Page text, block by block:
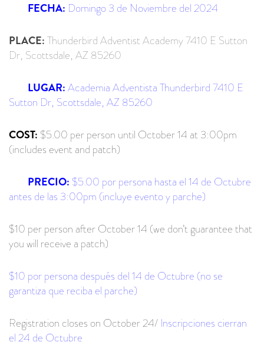
FECHA: Domingo 3 de Noviembre del 2024
PLACE:Thunderbird Adventist Academy 7410 E Sutton
Dr, Scottsdale, AZ 85260
LUGAR:Academia Adventista Thunderbird 7410 E
Sutton Dr, Scottsdale, AZ 85260
COST: $5.00 per person until October 14 at 3:00pm
(includes event and patch)
PRECIO: $5.00 por persona hasta el 14 de Octubre
antes de las 3:00pm (incluye evento y parche)
$10 per person after October 14 (we don’t guarantee that
you will receive a patch)
$10 por persona después del 14 de Octubre (no se
garantiza que reciba el parche)
Registration closes on October 24/ Inscripciones cierran
el 24 de Octubre